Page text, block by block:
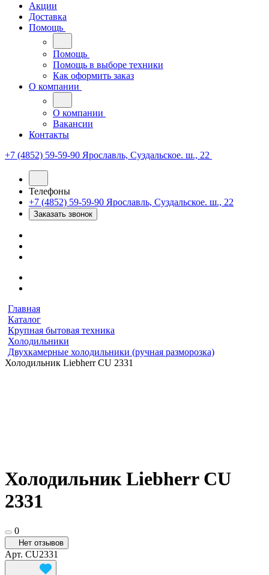
Акции
Доставка
Помощь
Помощь
Помощь в выборе техники
Как оформить заказ
О компании
О компании
Вакансии
Контакты
+7 (4852) 59-59-90 Ярославль, Суздальское. ш., 22
Телефоны
+7 (4852) 59-59-90 Ярославль, Суздальское. ш., 22
Заказать звонок
Главная
Каталог
Крупная бытовая техника
Холодильники
Двухкамерные холодильники (ручная разморозка)
Холодильник Liebherr CU 2331
Холодильник Liebherr CU
2331
0
Нет отзывов
Арт. CU2331